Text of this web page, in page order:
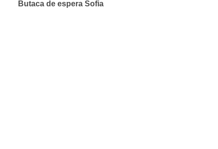
Butaca de espera Sofia